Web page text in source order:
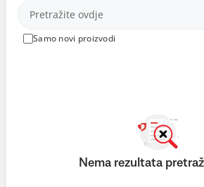
Proizvodi
Samo novi proizvodi
Nema rezultata